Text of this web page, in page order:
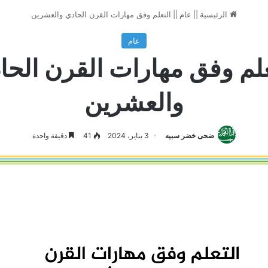
الرئيسية عام التعلم وفق مهارات القرن الحادي والعشرين
عام
وفق مهارات القرن
والعشرين
ضحى خضر سبيه 3 يناير، 2024 41 دقيقة واحدة